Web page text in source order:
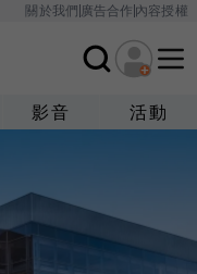
關於我們廣告合作內容授權
影音 活動